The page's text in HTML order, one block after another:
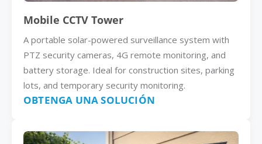
Mobile CCTV Tower
A portable solar-powered surveillance system with
PTZ security cameras, 4G remote monitoring, and
battery storage. Ideal for construction sites, parking
lots, and temporary security monitoring.
OBTENGA UNA SOLUCIÓN